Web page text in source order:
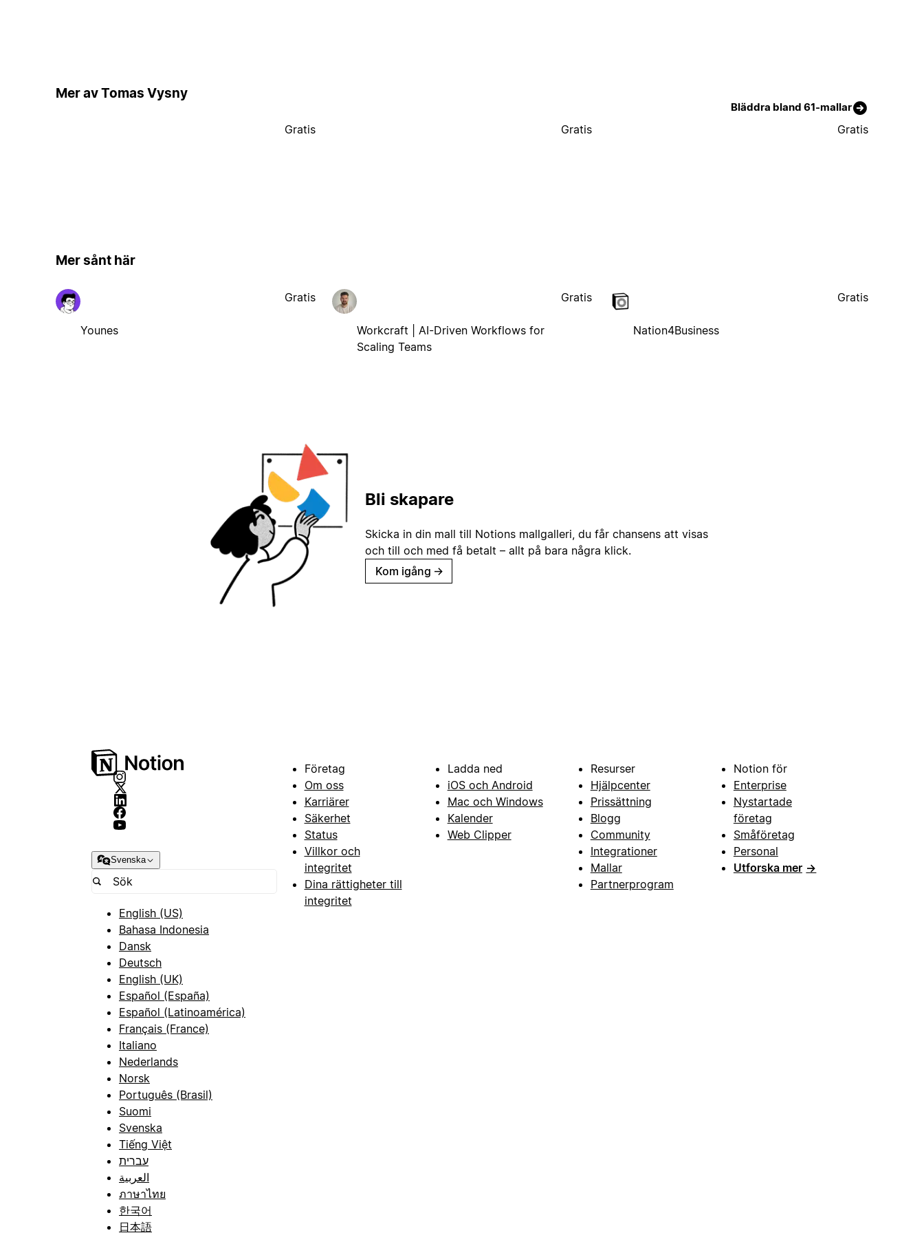
Mer av Tomas Vysny
Bläddra bland 61-mallar
Gratis Gratis Gratis
Mer sånt här
Younes
Gratis
Workcraft | AI-Driven Workflows for
Scaling Teams
Gratis
Nation4Business
Gratis
Bli skapare
Skicka in din mall till Notions mallgalleri, du får chansens att visas
och till och med få betalt – allt på bara några klick.
Kom igång →
Svenska
English (US)
Bahasa Indonesia
Dansk
Deutsch
English (UK)
Español (España)
Español (Latinoamérica)
Français (France)
Italiano
Nederlands
Norsk
Português (Brasil)
Suomi
Svenska
Tiếng Việt
עברית
العربية
ภาษาไทย
한국어
日本語
Företag
Om oss
Karriärer
Säkerhet
Status
Villkor och
integritet
Dina rättigheter till
integritet
Ladda ned
iOS och Android
Mac och Windows
Kalender
Web Clipper
Resurser
Hjälpcenter
Prissättning
Blogg
Community
Integrationer
Mallar
Partnerprogram
Notion för
Enterprise
Nystartade
företag
Småföretag
Personal
Utforska mer →